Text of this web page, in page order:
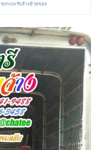
รถกะบะรับจ้างย้ายของ